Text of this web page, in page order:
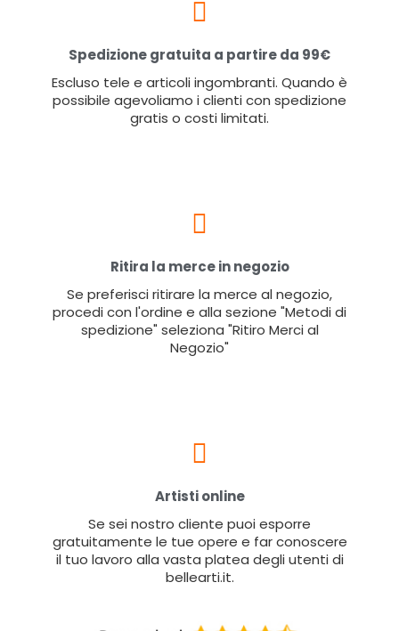
Spedizione gratuita a partire da 99€
Escluso tele e articoli ingombranti. Quando è
possibile agevoliamo i clienti con spedizione
gratis o costi limitati.
Ritira la merce in negozio
Se preferisci ritirare la merce al negozio,
procedi con l'ordine e alla sezione "Metodi di
spedizione" seleziona "Ritiro Merci al
Negozio"
Artisti online
Se sei nostro cliente puoi esporre
gratuitamente le tue opere e far conoscere
il tuo lavoro alla vasta platea degli utenti di
bellearti.it.